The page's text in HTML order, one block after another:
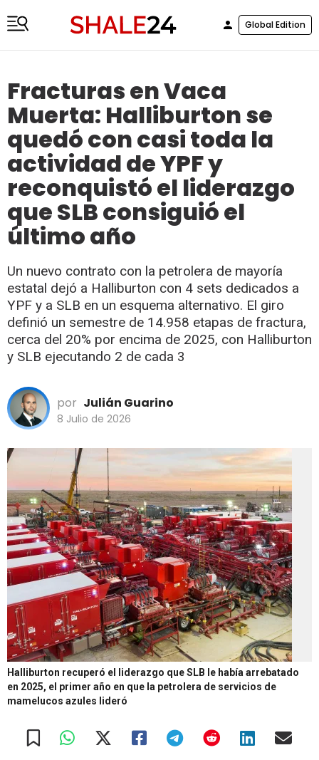
Global Edition
Fracturas en Vaca
Muerta: Halliburton se
quedó con casi toda la
actividad de YPF y
reconquistó el liderazgo
que SLB consiguió el
último año
Un nuevo contrato con la petrolera de mayoría
estatal dejó a Halliburton con 4 sets dedicados a
YPF y a SLB en un esquema alternativo. El giro
definió un semestre de 14.958 etapas de fractura,
cerca del 20% por encima de 2025, con Halliburton
y SLB ejecutando 2 de cada 3
por Julián Guarino
8 Julio de 2026
Halliburton recuperó el liderazgo que SLB le había arrebatado
en 2025, el primer año en que la petrolera de servicios de
mamelucos azules lideró